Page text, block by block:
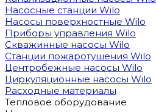
Насосные станции Wilo
Насосы поверхностные Wilo
Приборы управления Wilo
Скважинные насосы Wilo
Станции пожаротушения Wilo
Центробежные насосы Wilo
Циркуляционные насосы Wilo
Расходные материалы
Тепловое оборудование